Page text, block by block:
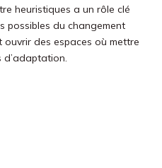
heuristiques a un rôle clé
possibles du changement
ouvrir des espaces où mettre